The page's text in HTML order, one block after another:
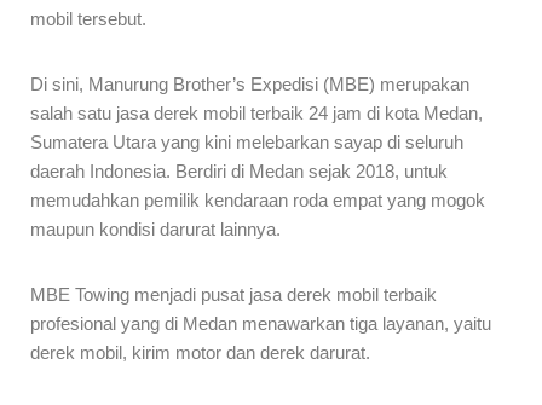
mobil tersebut.
Di sini, Manurung Brother’s Expedisi (MBE) merupakan
salah satu jasa derek mobil terbaik 24 jam di kota Medan,
Sumatera Utara yang kini melebarkan sayap di seluruh
daerah Indonesia. Berdiri di Medan sejak 2018, untuk
memudahkan pemilik kendaraan roda empat yang mogok
maupun kondisi darurat lainnya.
MBE Towing menjadi pusat jasa derek mobil terbaik
profesional yang di Medan menawarkan tiga layanan, yaitu
derek mobil, kirim motor dan derek darurat.